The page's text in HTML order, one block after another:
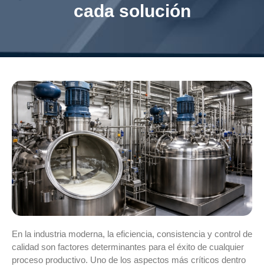
cada solución
En la industria moderna, la eficiencia, consistencia y control de
calidad son factores determinantes para el éxito de cualquier
proceso productivo. Uno de los aspectos más críticos dentro